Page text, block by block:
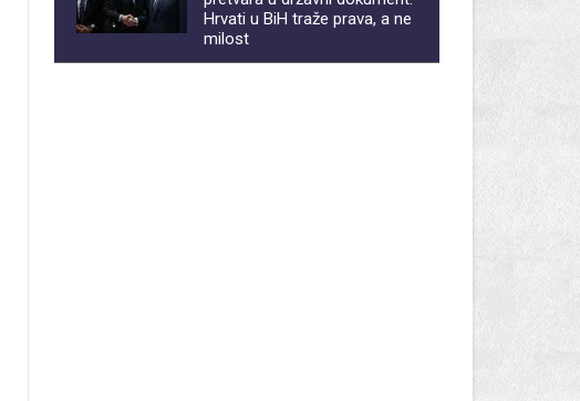
Hrvati u BiH traže prava, a ne
milost